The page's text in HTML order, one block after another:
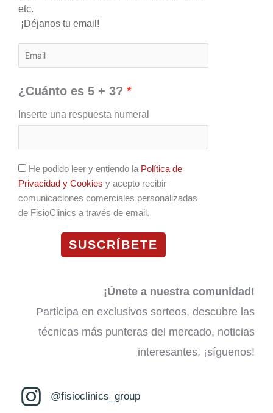
etc.
¡Déjanos tu email!
¿Cuánto es 5 + 3?
Inserte una respuesta numeral
He podido leer y entiendo la Política de
Privacidad y Cookies y acepto recibir
comunicaciones comerciales personalizadas
de FisioClinics a través de email.
SUSCRÍBETE
¡Únete a nuestra comunidad!
Participa en exclusivos sorteos, descubre las
técnicas más punteras del mercado, noticias
interesantes, ¡síguenos!
@fisioclinics_group